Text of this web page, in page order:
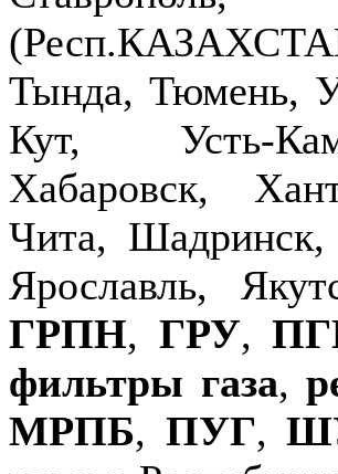
Тында, Тюмень,
Кут, Усть-
Хабаровск,
Чита,
Ярославль,
ГРПН, ГРУ,
фильтры газа,
МРПБ, ПУГ,